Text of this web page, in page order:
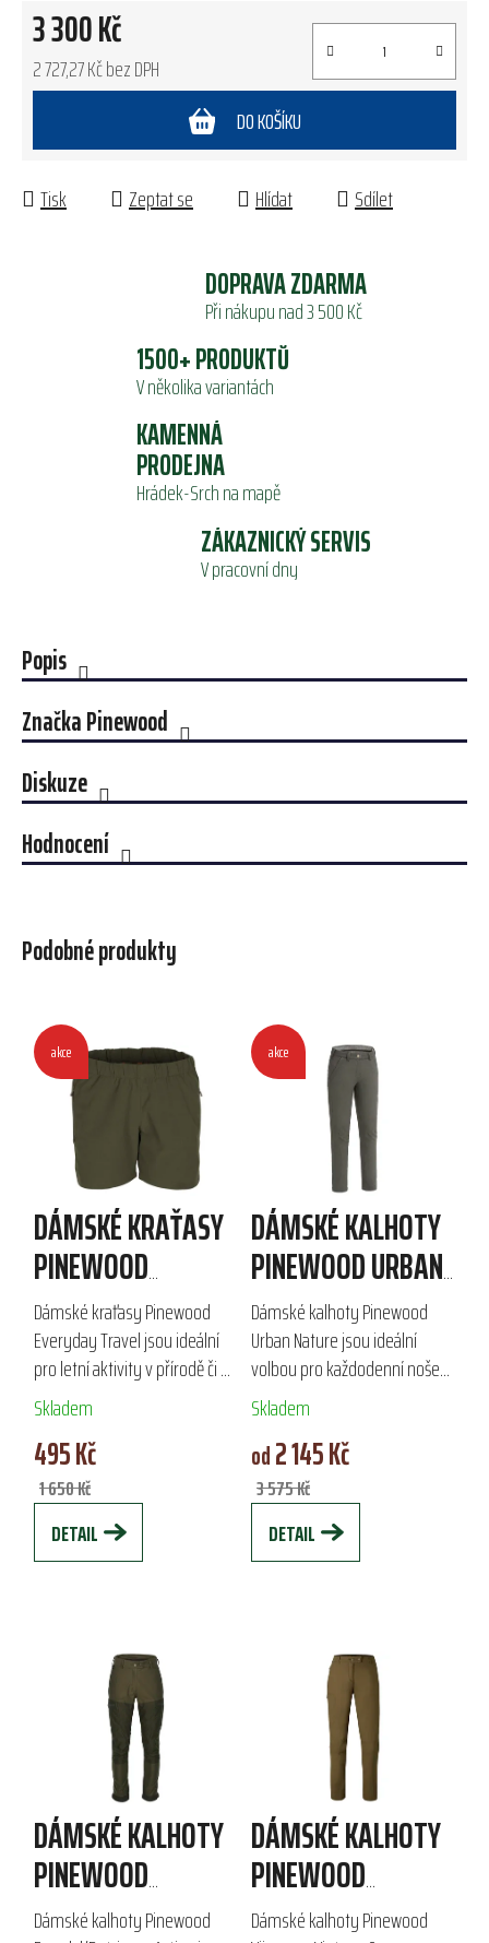
3 300 Kč
2 727,27 Kč bez DPH
DO KOŠÍKU
Tisk Zeptat se Hlídat Sdílet
DOPRAVA ZDARMA
Při nákupu nad 3 500 Kč
1500+ PRODUKTŮ
V několika variantách
KAMENNÁ
PRODEJNA
Hrádek-Srch na mapě
ZÁKAZNICKÝ SERVIS
V pracovní dny
Popis
ZnačkaPinewood
Diskuze
Hodnocení
Podobné produkty
akce
DÁMSKÉ KRAŤASY
PINEWOOD
EVERYDAY TRAVEL
Dámské kraťasy Pinewood
Everyday Travel jsou ideální
pro letní aktivity v přírodě či na
pláži. Vyrobené z lehkého a
rychleschnoucího materiálu s
UV ochranou a ventilačními...
Skladem
495 Kč
1 650 Kč
DETAIL
akce
DÁMSKÉ KALHOTY
PINEWOOD URBAN
NATURE
Dámské kalhoty Pinewood
Urban Nature jsou ideální
volbou pro každodenní nošení
i outdoorové aktivity.
Vyrobené z kvalitních
materiálů, částečně strečové a
prodyšné, zaručují...
Skladem
od2 145 Kč
3 575 Kč
DETAIL
DÁMSKÉ KALHOTY
PINEWOOD
FURUDAL/RETRIEVER
Dámské kalhoty Pinewood
DÁMSKÉ KALHOTY
PINEWOOD
VÄRNAMO VINTAGE
Dámské kalhoty Pinewood